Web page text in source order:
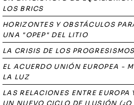
LOS BRICS
HORIZONTES Y OBSTÁCULOS
UNA "OPEP" DEL LITIO
LA CRISIS DE LOS PROGRESISMOS
EL ACUERDO UNIÓN EUROPEA -
LA LUZ
LAS RELACIONES ENTRE
UN NUEVO CICLO DE ILUSIÓN